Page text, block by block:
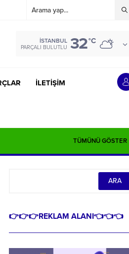
İSTANBUL
PARÇALI BULUTLU 32°C
İLETİŞİM
TÜMÜNÜ
👉👉👉REKLAM ALANI👈👈👈